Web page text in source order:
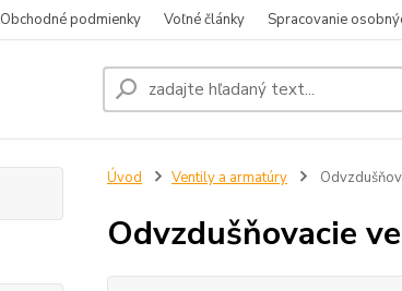
Obchodné podmienky Voľné články Spracovanie
Úvod Ventily a armatúry
Odvzdušňovacie